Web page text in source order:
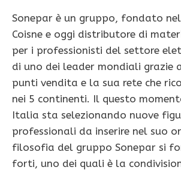
Sonepar è un gruppo, fondato
Coisne e oggi distributore di
per i professionisti del settore
di uno dei leader mondiali grazie
punti vendita e la sua rete che
nei 5 continenti. Il questo
Italia sta selezionando nuove
professionali da inserire nel suo
filosofia del gruppo Sonepar si
forti, uno dei quali è la